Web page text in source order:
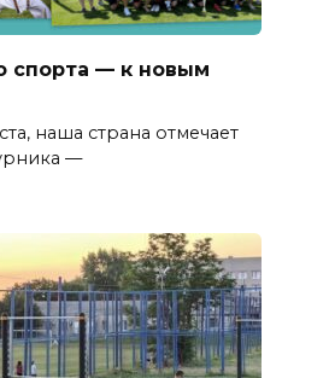
спорта — к новым
наша страна отмечает
—